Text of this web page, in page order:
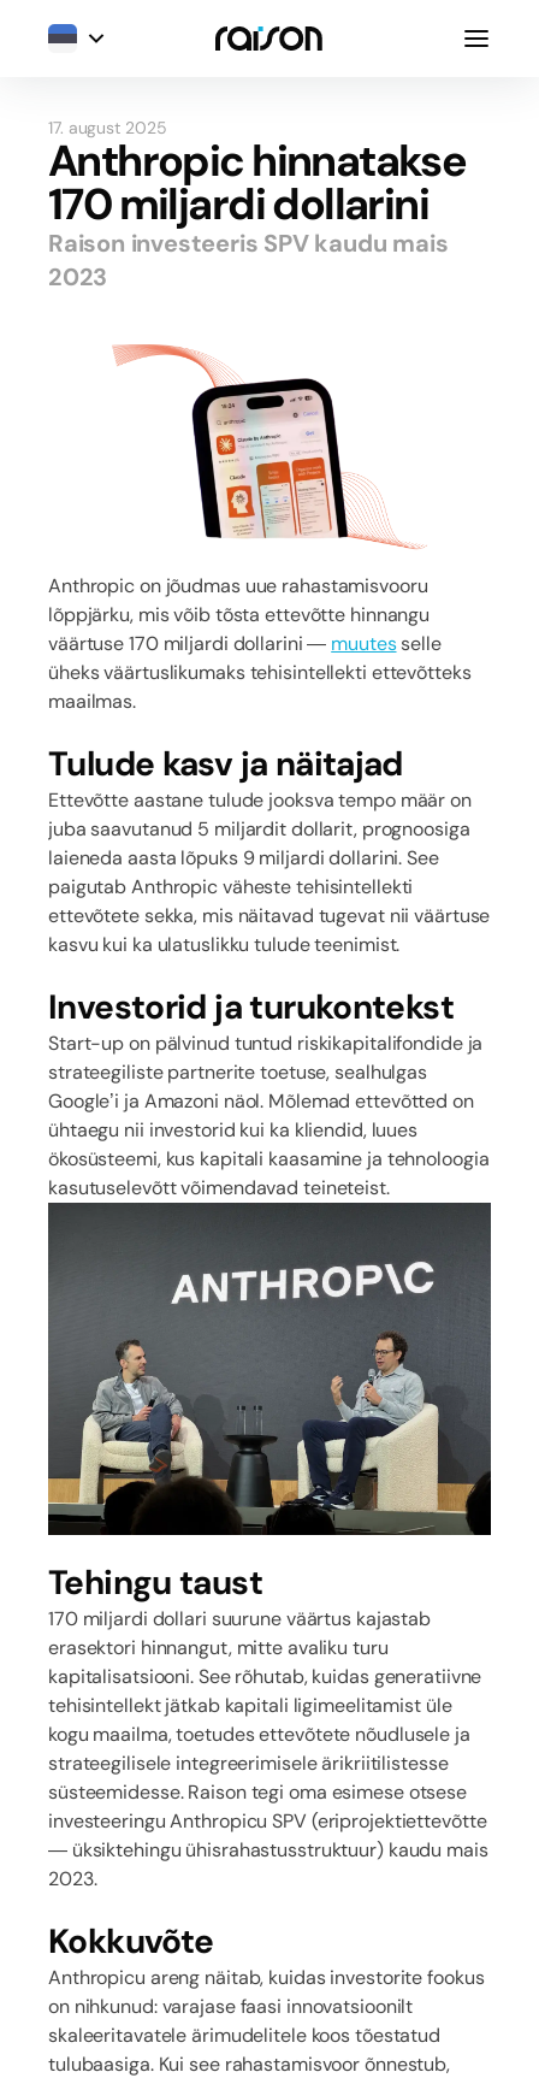
17. august 2025
Anthropic hinnatakse
170 miljardi dollarini
Raison investeeris SPV kaudu mais
2023
Anthropic on jõudmas uue rahastamisvooru
lõppjärku, mis võib tõsta ettevõtte hinnangu
väärtuse 170 miljardi dollarini — muutesselle
üheks väärtuslikumaks tehisintellekti ettevõtteks
maailmas.
Tulude kasv ja näitajad
Ettevõtte aastane tulude jooksva tempo määr on
juba saavutanud 5 miljardit dollarit, prognoosiga
laieneda aasta lõpuks 9 miljardi dollarini. See
paigutab Anthropic väheste tehisintellekti
ettevõtete sekka, mis näitavad tugevat nii väärtuse
kasvu kui ka ulatuslikku tulude teenimist.
Investorid ja turukontekst
Start-up on pälvinud tuntud riskikapitalifondide ja
strateegiliste partnerite toetuse, sealhulgas
Google’i ja Amazoni näol. Mõlemad ettevõtted on
ühtaegu nii investorid kui ka kliendid, luues
ökosüsteemi, kus kapitali kaasamine ja tehnoloogia
kasutuselevõtt võimendavad teineteist.
Tehingu taust
170 miljardi dollari suurune väärtus kajastab
erasektori hinnangut, mitte avaliku turu
kapitalisatsiooni. See rõhutab, kuidas generatiivne
tehisintellekt jätkab kapitali ligimeelitamist üle
kogu maailma, toetudes ettevõtete nõudlusele ja
strateegilisele integreerimisele ärikriitilistesse
süsteemidesse. Raison tegi oma esimese otsese
investeeringu Anthropicu SPV (eriprojektiettevõtte
— üksiktehingu ühisrahastusstruktuur) kaudu mais
2023.
Kokkuvõte
Anthropicu areng näitab, kuidas investorite fookus
on nihkunud: varajase faasi innovatsioonilt
skaleeritavatele ärimudelitele koos tõestatud
tulubaasiga. Kui see rahastamisvoor õnnestub,